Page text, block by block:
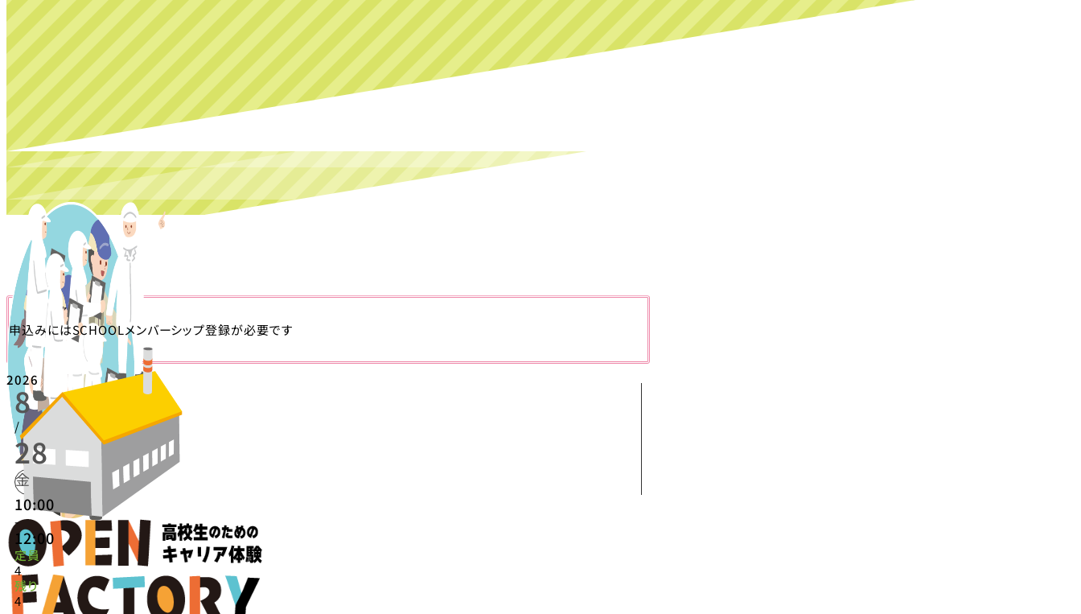
申込みにはSCHOOLメンバーシップ登録が必要です
2026
8
/
28
金
10:00
-
12:00
定員
4
残り
4